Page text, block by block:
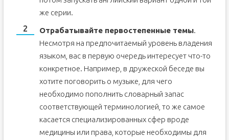
же серии.
Отрабатывайте первостепенные темы.
Несмотря на предпочитаемый уровень владения
языком, вас в первую очередь интересует что-то
конкретное. Например, в дружеской беседе вы
хотите поговорить о музыке, для чего
необходимо пополнить словарный запас
соответствующей терминологией, то же самое
касается специализированных сфер вроде
медицины или права, которые необходимы для